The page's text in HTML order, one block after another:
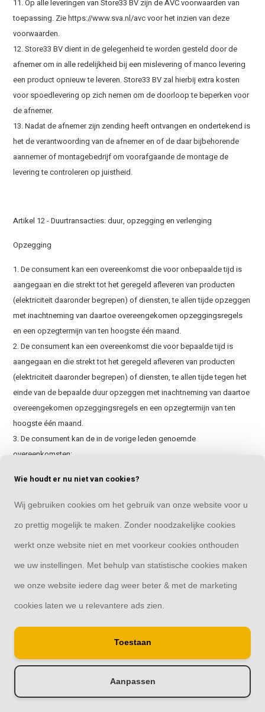
11. Op alle leveringen van Store33 BV zijn de AVC voorwaarden van
toepassing. Zie https://www.sva.nl/avc voor het inzien van deze
voorwaarden.
12. Store33 BV dient in de gelegenheid te worden gesteld door de
afnemer om in alle redelijkheid bij een mislevering of manco levering
een product opnieuw te leveren. Store33 BV zal hierbij extra kosten
voor spoedlevering op zich nemen om de doorloop te beperken voor
de afnemer.
13. Nadat de afnemer zijn zending heeft ontvangen en ondertekend is
het de verantwoording van de afnemer en of de daar bijbehorende
aannemer of montagebedrijf om voorafgaande de montage de
levering te controleren op juistheid.
Artikel 12 - Duurtransacties: duur, opzegging en verlenging
Opzegging
1. De consument kan een overeenkomst die voor onbepaalde tijd is
aangegaan en die strekt tot het geregeld afleveren van producten
(elektriciteit daaronder begrepen) of diensten, te allen tijde opzeggen
met inachtneming van daartoe overeengekomen opzeggingsregels
en een opzegtermijn van ten hoogste één maand.
2. De consument kan een overeenkomst die voor bepaalde tijd is
aangegaan en die strekt tot het geregeld afleveren van producten
(elektriciteit daaronder begrepen) of diensten, te allen tijde tegen het
einde van de bepaalde duur opzeggen met inachtneming van daartoe
overeengekomen opzeggingsregels en een opzegtermijn van ten
hoogste één maand.
3. De consument kan de in de vorige leden genoemde
overeenkomsten:
- te allen tijde opzeggen en niet beperkt worden tot opzegging op
- tenminste opzeggen op dezelfde wijze als zij door hem zijn
aangegaan;
- altijd opzeggen met dezelfde opzegtermijn als de ondernemer voor
4. Een overeenkomst die voor bepaalde tijd is aangegaan en die
begrepen) of diensten, mag niet stilzwijgend worden verlengd of
5. In afwijking van het vorige lid mag een overeenkomst die voor
bepaalde tijd is aangegaan en die strekt tot het geregeld afleveren
van dag- nieuws- en weekbladen en tijdschriften stilzwijgend worden
Wie houdt er nu niet van cookies?
Wij gebruiken cookies om het gebruik van onze website voor u
zo prettig mogelijk te maken. Zonder noodzakelijke cookies
werkt onze website niet en met voorkeur cookies onthouden
we uw instellingen. Met behulp van statistische cookies maken
we onze website iedere dag weer beter & met de marketing
cookies laten we u relevantere ads zien.
Toestaan
Aanpassen